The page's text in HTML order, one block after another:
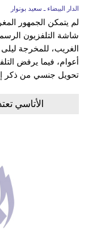
الدار البيضاء ـ سعيد بونوار
لم يتمكن الجمهور
شاشة التلفزيون
الغريب، للمخرجة
أعوام، فيما يرفض
تحويل جنسي من ذكر
الأتاسي